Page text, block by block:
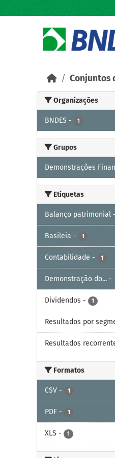
Conjuntos
Organizações
BNDES - 1
Grupos
Demonstrações
Etiquetas
Balanço patrimonial -
Basileia - 1
Contabilidade - 1
Demonstração do... -
Dividendos - 1
Resultados por
Resultados
Formatos
CSV - 1
PDF - 1
XLS - 1